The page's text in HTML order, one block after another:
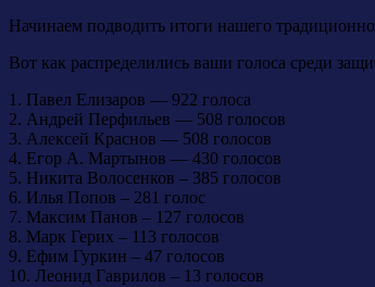
Начинаем подводить итоги нашего
Вот как распределились ваши голоса среди
1. Павел Елизаров — 922 голоса
2. Андрей Перфильев — 508 голосов
3. Алексей Краснов — 508 голосов
4. Егор А. Мартынов — 430 голосов
5. Никита Волосенков – 385 голосов
6. Илья Попов – 281 голос
7. Максим Панов – 127 голосов
8. Марк Герих – 113 голосов
9. Ефим Гуркин – 47 голосов
10. Леонид Гаврилов – 13 голосов